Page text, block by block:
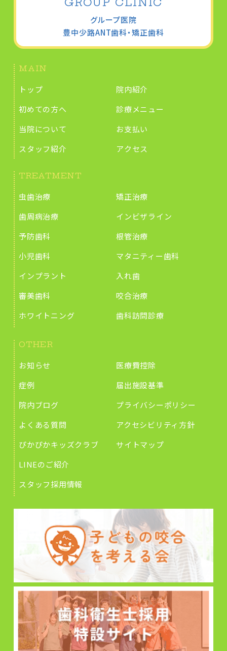
グループ医院
豊中少路ANT歯科・矯正歯科
MAIN
トップ
初めての方へ
当院について
スタッフ紹介
院内紹介
診療メニュー
お支払い
アクセス
TREATMENT
虫歯治療
歯周病治療
予防歯科
小児歯科
インプラント
審美歯科
ホワイトニング
矯正治療
インビザライン
根管治療
マタニティー歯科
入れ歯
咬合治療
歯科訪問診療
OTHER
お知らせ
症例
院内ブログ
よくある質問
ぴかぴかキッズクラブ
LINEのご紹介
スタッフ採用情報
医療費控除
届出施設基準
プライバシーポリシー
アクセシビリティ方針
サイトマップ